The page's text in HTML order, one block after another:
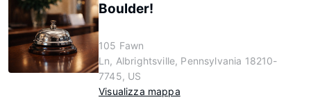
Boulder!
105 Fawn
Ln, Albrightsville, Pennsylvania 18210-
7745, US
Visualizza mappa